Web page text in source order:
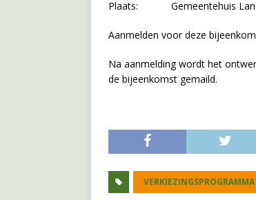
Plaats: Gemeentehuis
Aanmelden voor deze
Na aanmelding wordt het
de bijeenkomst gemaild.
VERKIEZINGSPROGRAMMA